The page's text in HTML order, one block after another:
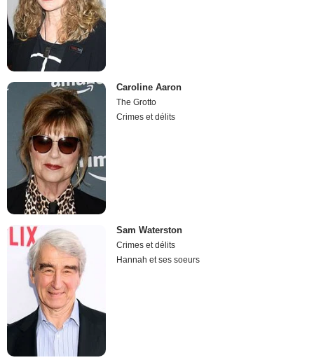
Caroline Aaron
The Grotto
Crimes et délits
Sam Waterston
Crimes et délits
Hannah et ses soeurs